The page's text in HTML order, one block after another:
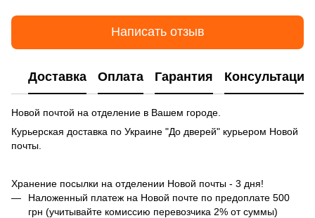
Написать отзыв
Доставка Оплата Гарантия Консультация
Новой почтой на отделение в Вашем городе.
Курьерская доставка по Украине "До дверей" курьером Новой
почты.
Хранение посылки на отделении Новой почты - 3 дня!
Наложенный платеж на Новой почте по предоплате 500
грн (учитывайте комиссию перевозчика 2% от суммы)